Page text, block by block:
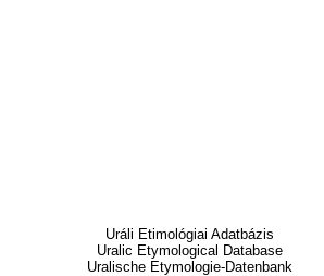
Uráli Etimológiai Adatbázis
Uralic Etymological Database
Uralische Etymologie-Datenbank